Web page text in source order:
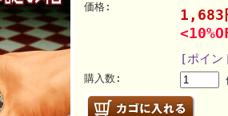
価格:
[ポイン
購入数: